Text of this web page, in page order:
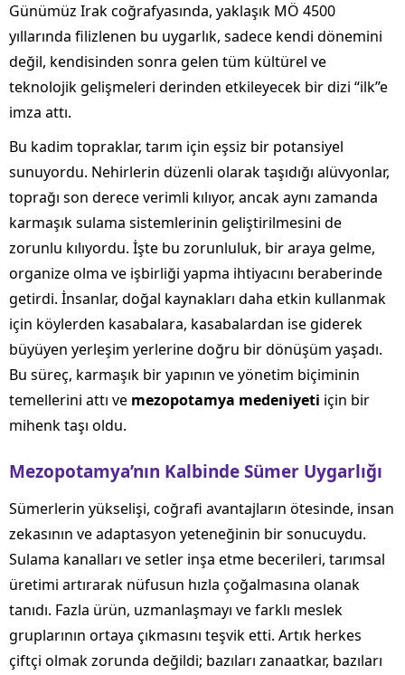
Günümüz Irak coğrafyasında, yaklaşık MÖ 4500
yıllarında filizlenen bu uygarlık, sadece kendi dönemini
değil, kendisinden sonra gelen tüm kültürel ve
teknolojik gelişmeleri derinden etkileyecek bir dizi “ilk”e
imza attı.
Bu kadim topraklar, tarım için eşsiz bir potansiyel
sunuyordu. Nehirlerin düzenli olarak taşıdığı alüvyonlar,
toprağı son derece verimli kılıyor, ancak aynı zamanda
karmaşık sulama sistemlerinin geliştirilmesini de
zorunlu kılıyordu. İşte bu zorunluluk, bir araya gelme,
organize olma ve işbirliği yapma ihtiyacını beraberinde
getirdi. İnsanlar, doğal kaynakları daha etkin kullanmak
için köylerden kasabalara, kasabalardan ise giderek
büyüyen yerleşim yerlerine doğru bir dönüşüm yaşadı.
Bu süreç, karmaşık bir yapının ve yönetim biçiminin
temellerini attı ve mezopotamya medeniyeti için bir
mihenk taşı oldu.
Mezopotamya’nın Kalbinde Sümer Uygarlığı
Sümerlerin yükselişi, coğrafi avantajların ötesinde, insan
zekasının ve adaptasyon yeteneğinin bir sonucuydu.
Sulama kanalları ve setler inşa etme becerileri, tarımsal
üretimi artırarak nüfusun hızla çoğalmasına olanak
tanıdı. Fazla ürün, uzmanlaşmayı ve farklı meslek
gruplarının ortaya çıkmasını teşvik etti. Artık herkes
çiftçi olmak zorunda değildi; bazıları zanaatkar, bazıları